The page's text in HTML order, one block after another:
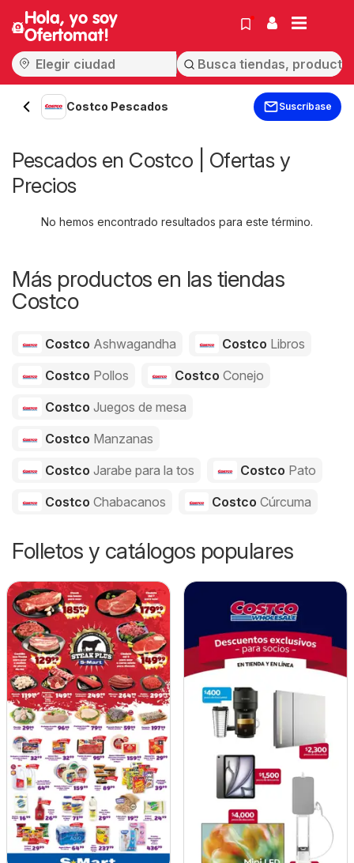
Hola, yo soy
Ofertomat!
Costco Pescados Suscríbase
Pescados en Costco | Ofertas y
Precios
No hemos encontrado resultados para este término.
Más productos en las tiendas
Costco
Costco Ashwagandha Costco Libros
Costco Pollos Costco Conejo
Costco Juegos de mesa
Costco Manzanas
Costco Jarabe para la tos Costco Pato
Costco Chabacanos Costco Cúrcuma
Folletos y catálogos populares